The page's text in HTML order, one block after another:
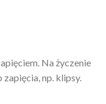
Na życzenie
np. klipsy.